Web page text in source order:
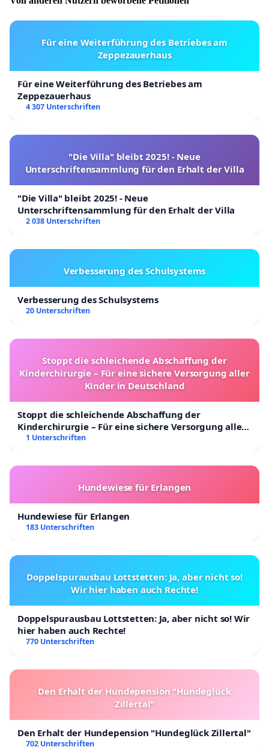
Für eine Weiterführung des Betriebes am
Zeppezauerhaus
Für eine Weiterführung des Betriebes am
Zeppezauerhaus
4 307 Unterschriften
"Die Villa" bleibt 2025! - Neue
Unterschriftensammlung für den Erhalt der Villa
"Die Villa" bleibt 2025! - Neue
Unterschriftensammlung für den Erhalt der Villa
2 038 Unterschriften
Verbesserung des Schulsystems
Verbesserung des Schulsystems
20 Unterschriften
Stoppt die schleichende Abschaffung der
Kinderchirurgie – Für eine sichere Versorgung aller
Kinder in Deutschland
Stoppt die schleichende Abschaffung der
Kinderchirurgie – Für eine sichere Versorgung aller
Kinder in Deutschland
1 Unterschriften
Hundewiese für Erlangen
Hundewiese für Erlangen
183 Unterschriften
Doppelspurausbau Lottstetten: Ja, aber nicht so!
Wir hier haben auch Rechte!
Doppelspurausbau Lottstetten: Ja, aber nicht so! Wir
hier haben auch Rechte!
770 Unterschriften
Den Erhalt der Hundepension "Hundeglück
Zillertal"
Den Erhalt der Hundepension "Hundeglück Zillertal"
702 Unterschriften